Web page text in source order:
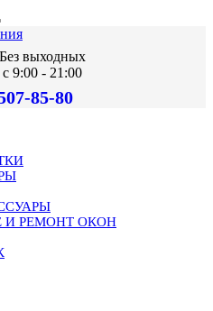
Без выходных
с 9:00 - 21:00
85-80
РЕМОНТ ОКОН